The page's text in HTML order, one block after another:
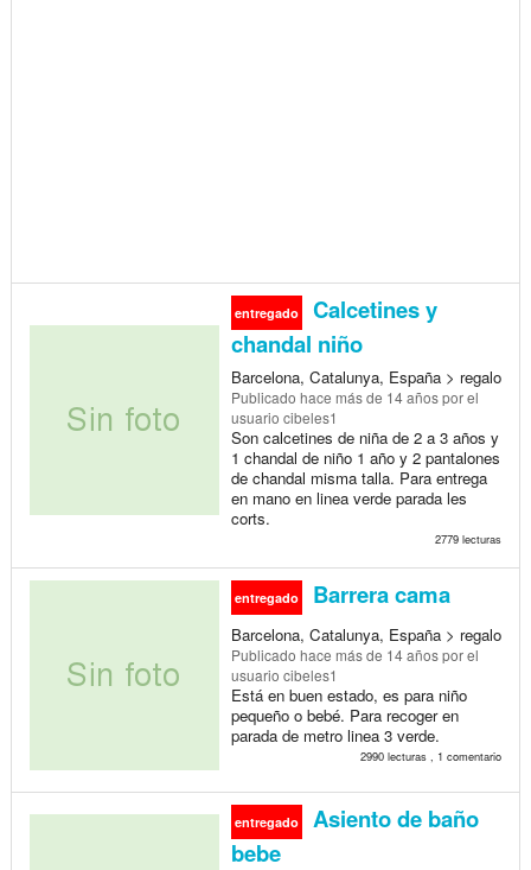
entregado
Calcetines y
chandal niño
Barcelona, Catalunya, España > regalo
Publicado hace más de 14 añospor el
usuario cibeles1
Son calcetines de niña de 2 a 3 años y
1 chandal de niño 1 año y 2 pantalones
de chandal misma talla. Para entrega
en mano en linea verde parada les
corts.
2779 lecturas
entregado Barrera cama
Barcelona, Catalunya, España > regalo
Publicado hace más de 14 añospor el
usuario cibeles1
Está en buen estado, es para niño
pequeño o bebé. Para recoger en
parada de metro linea 3 verde.
2990 lecturas , 1 comentario
entregado
Asiento de baño
bebe